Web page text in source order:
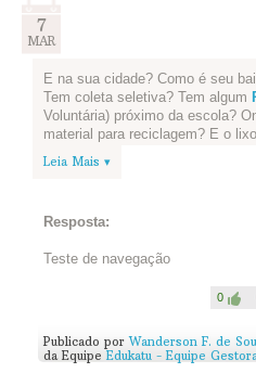
7
MAR
E na sua cidade? Como é seu
Tem coleta seletiva? Tem algum
Voluntária) próximo da escola?
material para reciclagem? E o
são os repórteres e podem criar
Depois vocês podem
mail, informando toda a
Veja algumas inspirações:
Leia Mais ▾
Resposta:
Teste de navegação
0
Publicado por Wanderson F. de
da Equipe Edukatu - Equipe